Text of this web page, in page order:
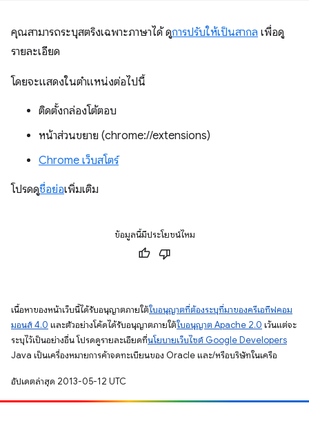
คุณสามารถระบุสตริงเฉพาะภาษาได้ ดูการปรับให้เป็นสากล เพื่อดู
รายละเอียด
โดยจะแสดงในตำแหน่งต่อไปนี้
ติดตั้งกล่องโต้ตอบ
หน้าส่วนขยาย (chrome://extensions)
Chrome เว็บสโตร์
โปรดดูชื่อย่อเพิ่มเติม
ข้อมูลนี้มีประโยชน์ไหม
เนื้อหาของหน้าเว็บนี้ได้รับอนุญาตภายใต้ใบอนุญาตที่ต้องระบุที่มาของครีเอทีฟคอม
มอนส์ 4.0 และตัวอย่างโค้ดได้รับอนุญาตภายใต้ใบอนุญาต Apache 2.0 เว้นแต่จะ
ระบุไว้เป็นอย่างอื่น โปรดดูรายละเอียดที่นโยบายเว็บไซต์ Google Developers
Java เป็นเครื่องหมายการค้าจดทะเบียนของ Oracle และ/หรือบริษัทในเครือ
อัปเดตล่าสุด 2013-05-12 UTC